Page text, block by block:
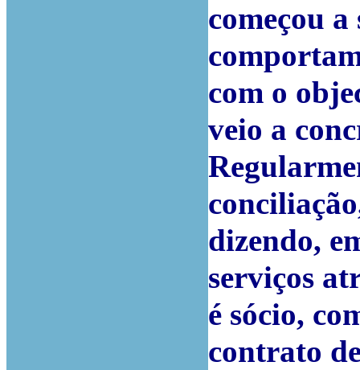
começou
com o
veio a
dizendo,
serviços
é sócio,
contrato